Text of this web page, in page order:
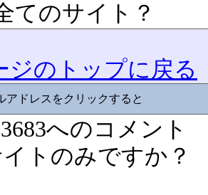
てのサイト？
のトップに戻る
アドレスをクリックすると
へのコメント
トのみですか？